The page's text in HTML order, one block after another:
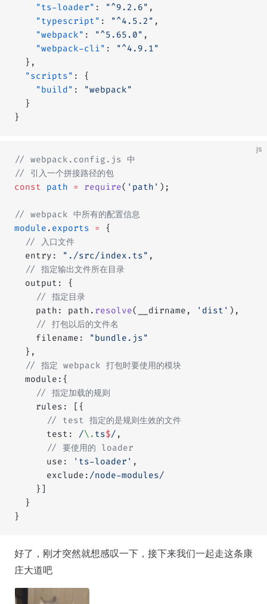
    "ts-loader"
: "^9.2.6" ,
    "typescript"
: "^4.5.2" ,
    "webpack"
: "^5.65.0" ,
    "webpack-cli"
:
"^4.9.1"
  },
  "scripts"
: {
    "build"
:
"webpack"
  }
}
js
// webpack.config.js 中
// 引入一个拼接路径的包
const path = require( 'path' );
// webpack 中所有的配置信息
module . exports =
{
  // 入口文件
  entry:
"./src/index.ts" ,
  // 指定输出文件所在目录
  output: {
    // 指定目录
    path: path.
resolve(__dirname, 'dist' ),
    // 打包以后的文件名
    filename:
"bundle.js"
  },
  // 指定 webpack 打包时要使用的模块
  module:{
    // 指定加载的规则
    rules: [{
      // test 指定的是规则生效的文件
      test:
/\. ts$/ ,
      // 要使用的 loader
      use:
'ts-loader' ,
      exclude:
/node-modules/
    }]
  }
}
好了，刚才突然就想感叹一下，接下来我们一起走这条康
庄大道吧